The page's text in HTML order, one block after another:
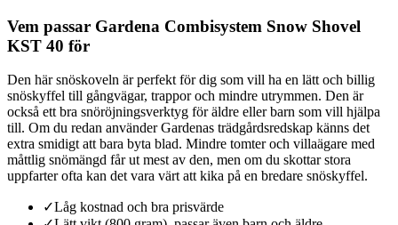
Vem passar Gardena Combisystem Snow Shovel
KST 40 för
Den här snöskoveln är perfekt för dig som vill ha en lätt och billig
snöskyffel till gångvägar, trappor och mindre utrymmen. Den är
också ett bra snöröjningsverktyg för äldre eller barn som vill hjälpa
till. Om du redan använder Gardenas trädgårdsredskap känns det
extra smidigt att bara byta blad. Mindre tomter och villaägare med
måttlig snömängd får ut mest av den, men om du skottar stora
uppfarter ofta kan det vara värt att kika på en bredare snöskyffel.
✓Låg kostnad och bra prisvärde